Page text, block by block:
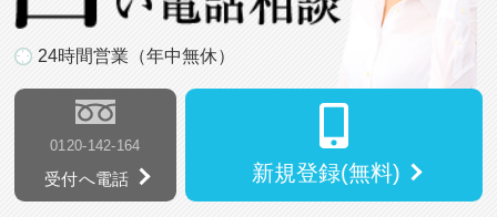
24時間営業（年中無休）
0120-142-164
受付へ電話 新規登録(無料)